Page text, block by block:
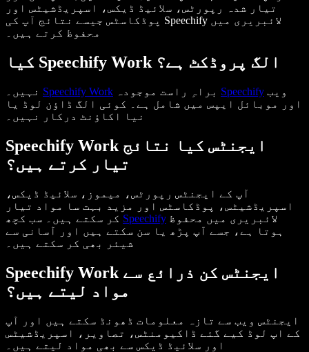
تیار شدہ رپورٹس، سلائیڈ ڈیکس، اسپریڈشیٹس اور
پوڈکاسٹس جیسے نتائج آپ کی Speechify لائبریری میں
محفوظ کرتے ہیں۔
کیا Speechify Work الگ پروڈکٹ ہے؟
Speechify Work Speechify
اور موبائل ایپس میں شامل ہے۔ کوئی الگ ڈاؤن لوڈ یا
نیا اکاؤنٹ درکار نہیں۔
Speechify Work ایجنٹس کیا نتائج
تیار کرتے ہیں؟
آپ کے ایجنٹس رپورٹس، میموز، سلائیڈ ڈیکس،
اسپریڈشیٹس، پوڈکاسٹس اور مزید بہت سا مواد تیار
Speechify
ہوتا ہے، جسے آپ پڑھ یا سن سکتے ہیں اور آسانی سے
شیئر بھی کر سکتے ہیں۔
Speechify Work ایجنٹس کن ذرائع سے
مواد لیتے ہیں؟
ایجنٹس ویب سے تازہ معلومات ڈھونڈ سکتے ہیں اور آپ
کے اپ لوڈ کیے گئے ڈاکیومنٹس، تصاویر، اسپریڈشیٹس
اور سلائیڈ ڈیکس سے بھی مواد لیتے ہیں۔